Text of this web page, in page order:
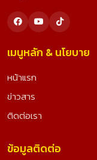
เมนูหลัก & นโยบาย
หน้าแรก
ข่าวสาร
ติดต่อเรา
ข้อมูลติดต่อ